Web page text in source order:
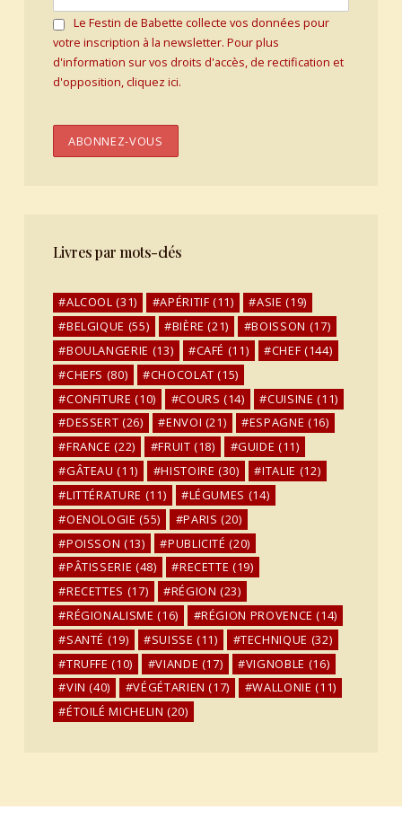
Le Festin de Babette collecte vos données pour
votre inscription à la newsletter. Pour plus
d'information sur vos droits d'accès, de rectification et
d'opposition, cliquez ici.
Livres par mots-clés
ALCOOL (31) APÉRITIF (11) ASIE (19)
BELGIQUE (55) BIÈRE (21) BOISSON (17)
BOULANGERIE (13) CAFÉ (11) CHEF (144)
CHEFS (80) CHOCOLAT (15)
CONFITURE (10) COURS (14) CUISINE (11)
DESSERT (26) ENVOI (21) ESPAGNE (16)
FRANCE (22) FRUIT (18) GUIDE (11)
GÂTEAU (11) HISTOIRE (30) ITALIE (12)
LITTÉRATURE (11) LÉGUMES (14)
OENOLOGIE (55) PARIS (20)
POISSON (13) PUBLICITÉ (20)
PÂTISSERIE (48) RECETTE (19)
RECETTES (17) RÉGION (23)
RÉGIONALISME (16) RÉGION PROVENCE (14)
SANTÉ (19) SUISSE (11) TECHNIQUE (32)
TRUFFE (10) VIANDE (17) VIGNOBLE (16)
VIN (40) VÉGÉTARIEN (17) WALLONIE (11)
ÉTOILÉ MICHELIN (20)